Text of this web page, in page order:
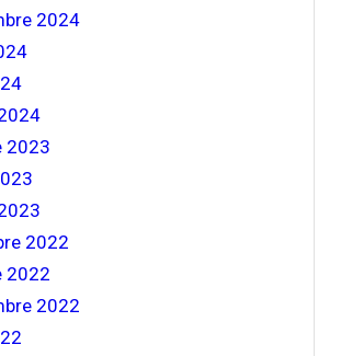
2024
2023
2022
2022
2022